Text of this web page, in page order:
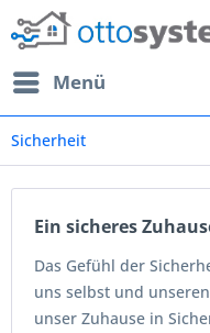
Menü
Sicherheit
Ein sicheres
Das Gefühl der
uns selbst und
unser Zuhause in